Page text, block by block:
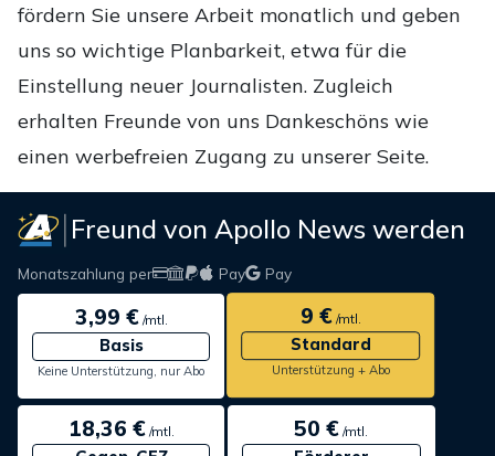
fördern Sie unsere Arbeit monatlich und geben
uns so wichtige Planbarkeit, etwa für die
Einstellung neuer Journalisten. Zugleich
erhalten Freunde von uns Dankeschöns wie
einen werbefreien Zugang zu unserer Seite.
Freund von Apollo News werden
Monatszahlung per Pay Pay
3,99 €/mtl.
Basis
Keine Unterstützung, nur Abo
9 €/mtl.
Standard
Unterstützung + Abo
18,36 €/mtl. 50 € /mtl.